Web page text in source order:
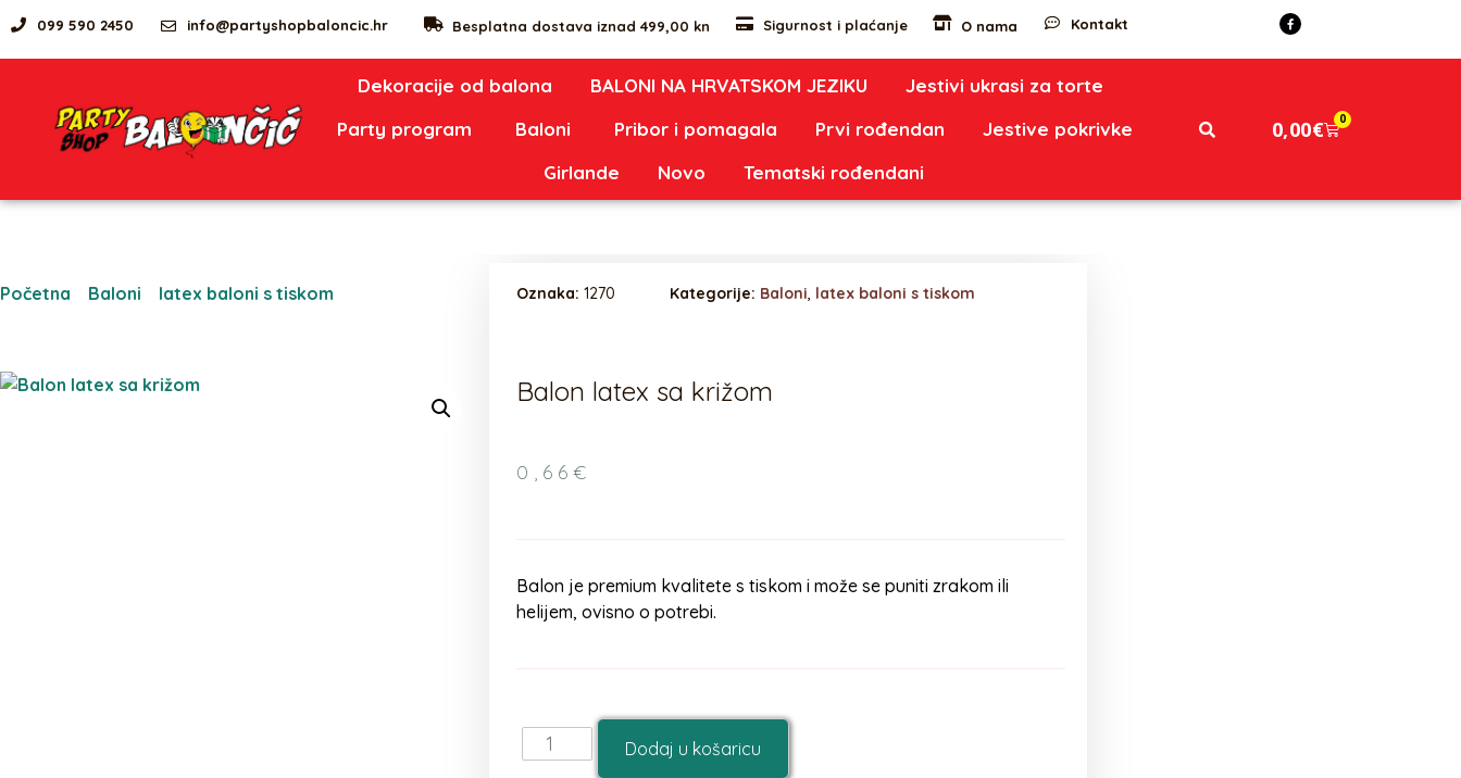
099 590 2450 info@partyshopbaloncic.hr Besplatna dostava iznad 499,00 kn Sigurnost i plaćanje O nama Kontakt
Dekoracije od balona BALONI NA HRVATSKOM JEZIKU
Jestivi ukrasi za torte
Party program
Baloni Pribor i pomagala Prvi rođendan
Jestive pokrivke
Girlande
Novo Tematski rođendani
0,00€ 0
Početna Baloni latex baloni s tiskom Oznaka: 1270 Kategorije: Baloni, latex baloni s tiskom
Balon latex sa križom
0,66 €
Balon je premium kvalitete s tiskom i može se puniti zrakom ili
helijem, ovisno o potrebi.
Dodaj u košaricu